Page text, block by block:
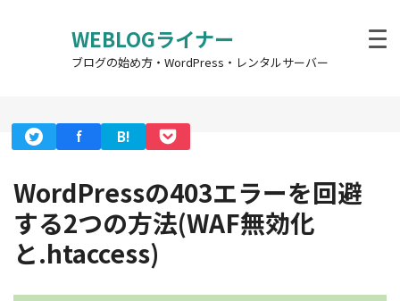
WEBLOGライナー
ブログの始め方・WordPress・レンタルサーバー
f B!
WordPressの403エラーを回避
する2つの方法(WAF無効化
と.htaccess)